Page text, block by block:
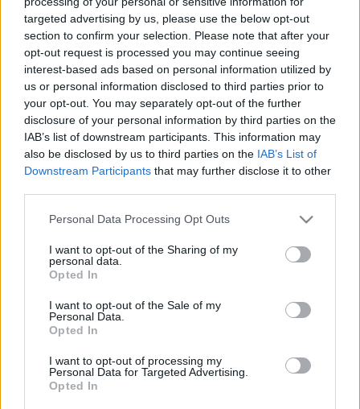
targeted advertising by us, please use the below opt-out
section to confirm your selection. Please note that after your
opt-out request is processed you may continue seeing
interest-based ads based on personal information utilized by
us or personal information disclosed to third parties prior to
your opt-out. You may separately opt-out of the further
disclosure of your personal information by third parties on the
IAB’s list of downstream participants. This information may
also be disclosed by us to third parties on the IAB’s List of
Downstream Participants that may further disclose it to other
Please note that this website/app uses one or more Google
not limited to your visit or usage behaviour. You may click to
grant or deny consent to Google and its third-party tags to
use your data for below specified purposes in below Google
consent section.
Personal Data Processing Opt Outs
I want to opt-out of the Sharing of my
personal data.
Opted In
I want to opt-out of the Sale of my
Personal Data.
Opted In
I want to opt-out of processing my
Personal Data for Targeted Advertising.
Opted In
El de Moaña no ha podido jugar la jornada 24 por sanción,
pero eso no ha sido un impedimento para que siguiera
recibiendo pujas e incrementar su valor de mercado. 1,9 de
millones de subida en la última semana para llegar a 16
millones de valor total. No llegaba a esa cifra desde el 14 de
octubre.
4. Asier Illarramendi (Real Sociedad, centrocampista,
5.860.000, subida últimos 7 días: +2.230.000)
entonces, pasando de 1,9 millones a los 5,8 que cuesta
actualmente. 2,2 millones de subida esta semana tras lograr
12 puntos en los dos últimos partidos de los txuri-urdin.
3. Marcos Llorente (Atlético, centrocampista,
11.680.000, subida últimos 7 días: +2.250.000)
El futbolista de moda se metió en el Top 10 de jugadores
con más puntos tras conseguir 14 en el encuentro aplazado
contra el Levante y se ha quedado a las puertas de hacer lo